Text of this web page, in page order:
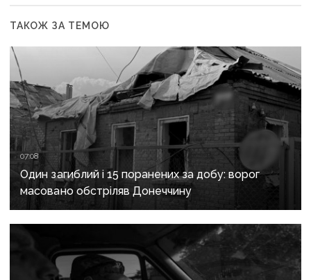
ТАКОЖ ЗА ТЕМОЮ
07:08
Один загиблий і 15 поранених за добу: ворог
масовано обстріляв Донеччину